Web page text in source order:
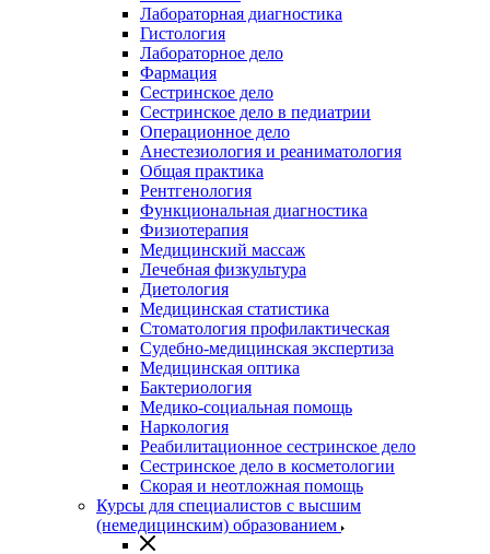
Лабораторная диагностика
Гистология
Лабораторное дело
Фармация
Сестринское дело
Сестринское дело в педиатрии
Операционное дело
Анестезиология и реаниматология
Общая практика
Рентгенология
Функциональная диагностика
Физиотерапия
Медицинский массаж
Лечебная физкультура
Диетология
Медицинская статистика
Стоматология профилактическая
Судебно-медицинская экспертиза
Медицинская оптика
Бактериология
Медико-социальная помощь
Наркология
Реабилитационное сестринское дело
Сестринское дело в косметологии
Скорая и неотложная помощь
Курсы для специалистов с высшим
(немедицинским) образованием